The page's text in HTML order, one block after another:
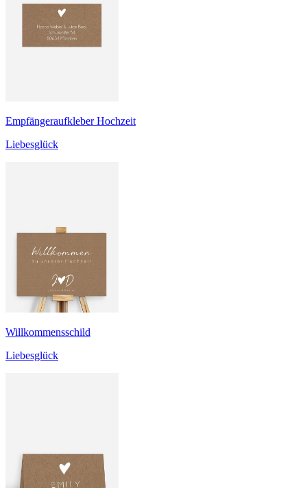
Empfängeraufkleber Hochzeit
Liebesglück
Willkommensschild
Liebesglück